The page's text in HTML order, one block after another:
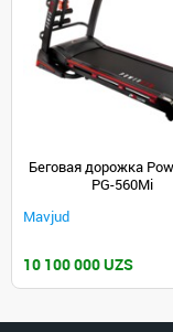
Беговая дорожка
PG-560Mi
Mavjud
10 100 000 UZS